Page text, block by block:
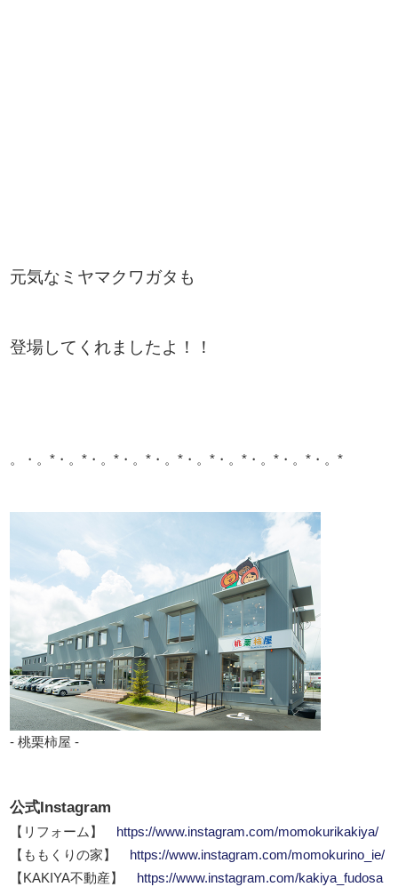
元気なミヤマクワガタも
登場してくれましたよ！！
。・。*・。*・。*・。*・。*・。*・。*・。*・。*・。*
- 桃栗柿屋 -
公式Instagram
【リフォーム】
https://www.instagram.com/momokurikakiya/
【ももくりの家】
https://www.instagram.com/momokurino_ie/
【KAKIYA不動産】
https://www.instagram.com/kakiya_fudosa